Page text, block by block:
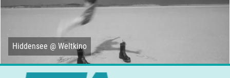
Hiddensee @ Weltkino